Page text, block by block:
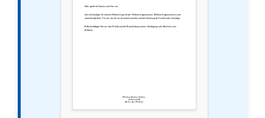
Sehr geehrte Damen und Herren,
hiermit kündige ich meinen Mietvertrag mit der Mietvertragsnummer [Mietvertragsnummer] zum
nächstmöglichen Termin, da ich ins Ausland umziehe und die Wohnung dort nicht mehr benötige.
Bitte bestätigen Sie mir den Erhalt und die Bearbeitung meiner Kündigung schriftlich bis zum
[Datum].
Mit freundlichen Grüßen,
[Unterschrift]
[Name des Mieters]